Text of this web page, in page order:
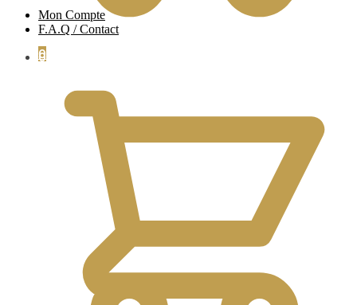
0
Mon Compte
F.A.Q / Contact
0.00